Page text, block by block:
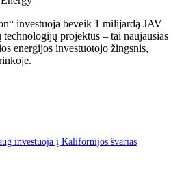
investuoja beveik 1 milijardą JAV
projektus – tai naujausias
energijos investuotojo žingsnis,
investuoja į Kalifornijos švarias